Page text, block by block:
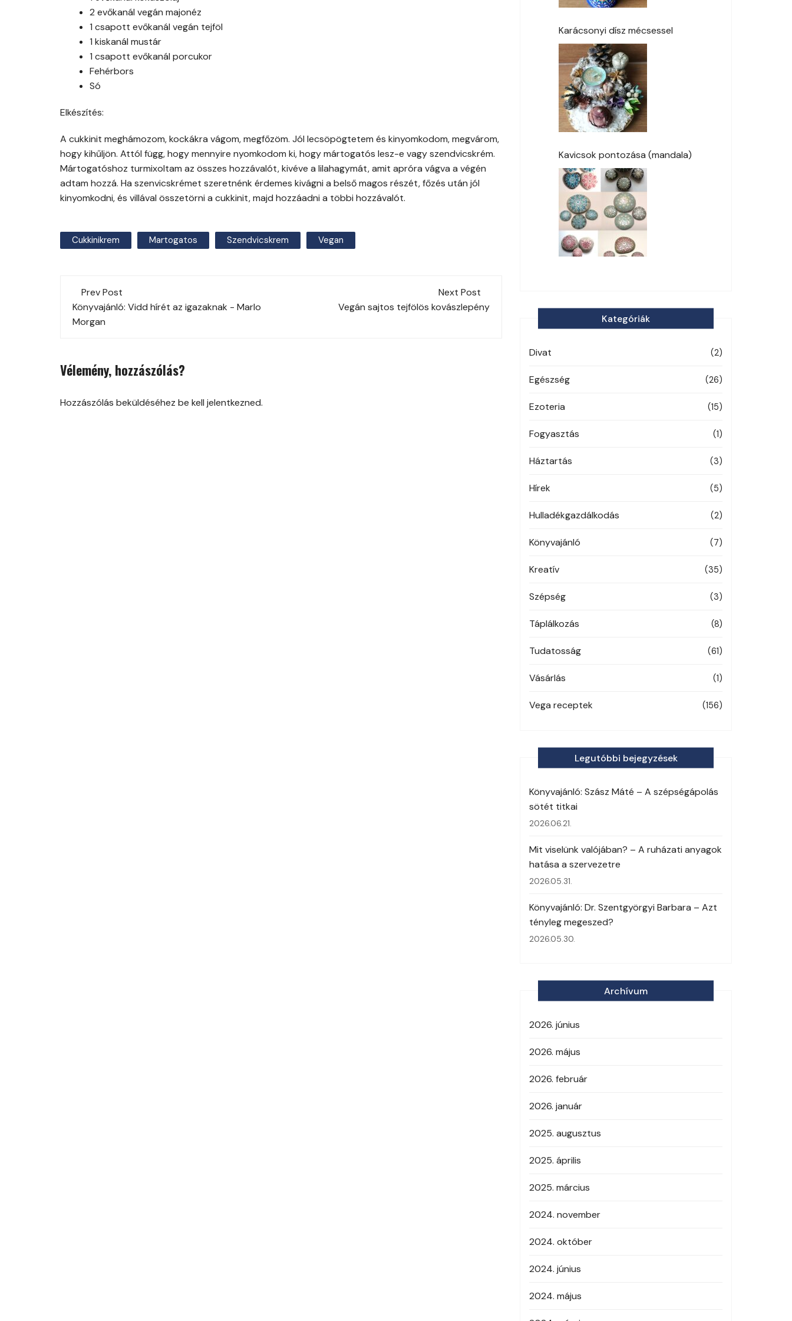
2 evőkanál vegán majonéz
1 csapott evőkanál vegán tejföl
1 kiskanál mustár
1 csapott evőkanál porcukor
Fehérbors
Só
Elkészítés:
A cukkinit meghámozom, kockákra vágom, megfőzöm. Jól lecsöpögtetem és kinyomkodom, megvárom,
hogy kihűljön. Attól függ, hogy mennyire nyomkodom ki, hogy mártogatós lesz-e vagy szendvicskrém.
Mártogatóshoz turmixoltam az összes hozzávalót, kivéve a lilahagymát, amit apróra vágva a végén
adtam hozzá. Ha szenvicskrémet szeretnénk érdemes kivágni a belső magos részét, főzés után jól
kinyomkodni, és villával összetörni a cukkinit, majd hozzáadni a többi hozzávalót.
Cukkinikrem Martogatos Szendvicskrem Vegan
Post
navigation
Prev Post
Könyvajánló: Vidd hírét az igazaknak - Marlo
Morgan
Next Post
Vegán sajtos tejfölös kovászlepény
Vélemény, hozzászólás?
Hozzászólás beküldéséhez be kell jelentkezned.
Karácsonyi dísz mécsessel
Kavicsok pontozása (mandala)
Kategóriák
Divat (2)
Egészség (26)
Ezoteria (15)
Fogyasztás (1)
Háztartás (3)
Hírek (5)
Hulladékgazdálkodás (2)
Könyvajánló (7)
Kreatív (35)
Szépség (3)
Táplálkozás (8)
Tudatosság (61)
Vásárlás (1)
Vega receptek (156)
Legutóbbi bejegyzések
Könyvajánló: Szász Máté – A szépségápolás
sötét titkai
2026.06.21.
Mit viselünk valójában? – A ruházati anyagok
hatása a szervezetre
2026.05.31.
Könyvajánló: Dr. Szentgyörgyi Barbara – Azt
tényleg megeszed?
2026.05.30.
Archívum
2026. június
2026. május
2026. február
2026. január
2025. augusztus
2025. április
2025. március
2024. november
2024. október
2024. június
2024. május